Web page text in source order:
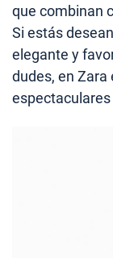
que combinan
Si estás
elegante y
dudes, en